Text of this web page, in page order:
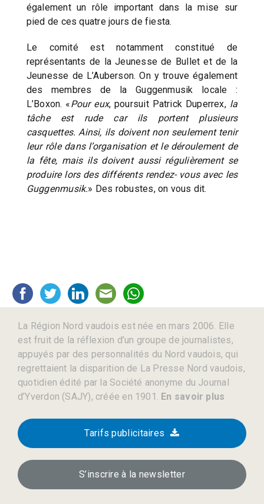
également un rôle important dans la mise sur
pied de ces quatre jours de fiesta.
Le comité est notamment constitué de
représentants de la Jeunesse de Bullet et de la
Jeunesse de L’Auberson. On y trouve également
des membres de la Guggenmusik locale :
L’Boxon. «Pour eux, poursuit Patrick Duperrex, la
tâche est rude car ils portent plusieurs
casquettes. Ainsi, ils doivent non seulement tenir
leur rôle dans l’organisation et le déroulement de
la fête, mais ils doivent aussi régulièrement se
produire lors des différents rendez- vous avec les
Guggenmusik.» Des robustes, on vous dit.
La Région Nord vaudois est née en mars 2006. Elle
est fruit de la réflexion d’un groupe de journalistes,
appuyés par des personnalités du Nord vaudois, qui
regrettaient la disparition de La Presse Nord vaudois,
quotidien édité par la Société anonyme du Journal
d’Yverdon (SAJY), créée en 1901. En savoir plus
Tarifs publicitaires
S’inscrire à la newsletter